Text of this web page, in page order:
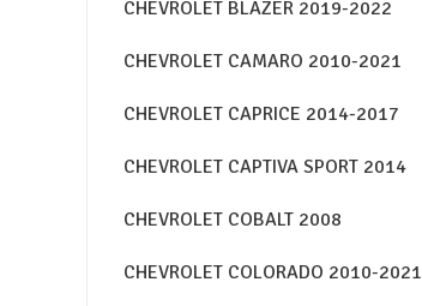
CHEVROLET BLAZER 2019-2022
CHEVROLET CAMARO 2010-2021
CHEVROLET CAPRICE 2014-2017
CHEVROLET CAPTIVA SPORT 2014
CHEVROLET COBALT 2008
CHEVROLET COLORADO 2010-2021